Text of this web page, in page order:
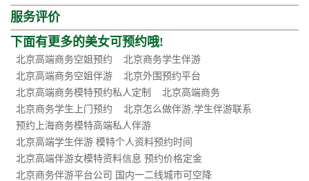
服务评价
下面有更多的美女可预约哦!
北京高端商务空姐预约
北京商务学生伴游
北京高端商务空姐伴游
北京外围预约平台
北京高端商务模特预约私人定制
北京高端商务
北京商务学生上门预约
北京怎么做伴游,学生伴游联系
预约上海商务模特高端私人伴游
北京高端学生伴游 模特个人资料预约时间
北京高端伴游女模特资料信息 预约价格定金
北京商务伴游平台公司 国内一二线城市可空降